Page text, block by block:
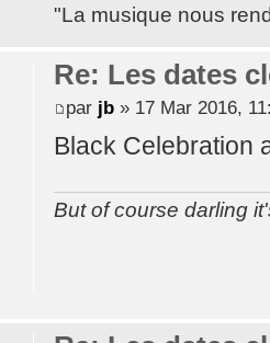
"La musique nous
Re: Les dates
par jb» 17 Mar 2016,
Black Celebration
But of course darling